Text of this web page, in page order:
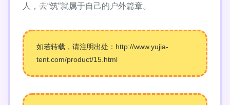
人，去“筑”就属于自己的户外篇章。
如若转载，请注明出处：http://www.yujia-
tent.com/product/15.html